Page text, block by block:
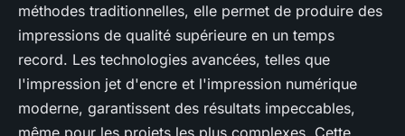
méthodes traditionnelles, elle permet de produire des
impressions de qualité supérieure en un temps
record. Les technologies avancées, telles que
l'impression jet d'encre et l'impression numérique
moderne, garantissent des résultats impeccables,
même pour les projets les plus complexes. Cette